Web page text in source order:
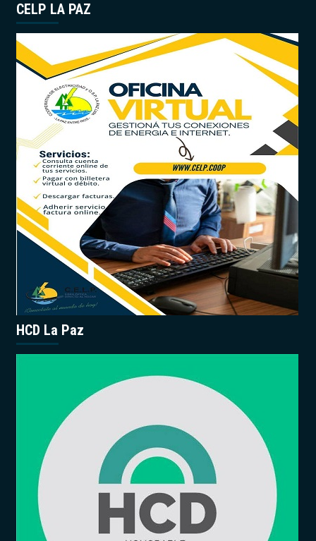
CELP LA PAZ
HCD La Paz